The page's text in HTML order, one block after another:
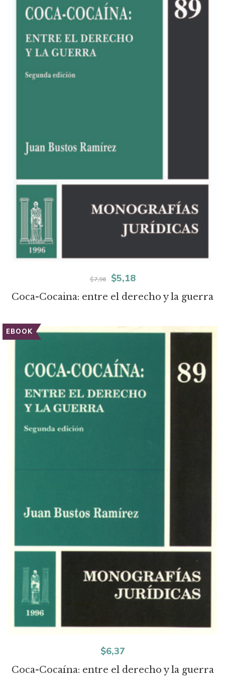
Coca-Cocaina: entre el derecho y la guerra
$7,96
El
precio
era:
$5,18El
precio
es:
EBOOK
Coca-Cocaína: entre el derecho y la guerra
$6,37